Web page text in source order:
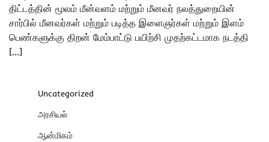
திட்டத்தின் மூலம் மீன்வளம் மற்றும் மீனவர் நலத்துறையின்
சார்பில் மீனவர்கள் மற்றும் படித்த இளைஞர்கள் மற்றும் இளம்
பெண்களுக்கு திறன் மேம்பாட்டு பயிற்சி முதற்கட்டமாக நடத்தி
[…]
Uncategorized
அரசியல்
ஆன்மிகம்